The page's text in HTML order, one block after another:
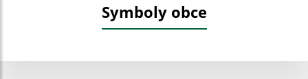
Symboly obce